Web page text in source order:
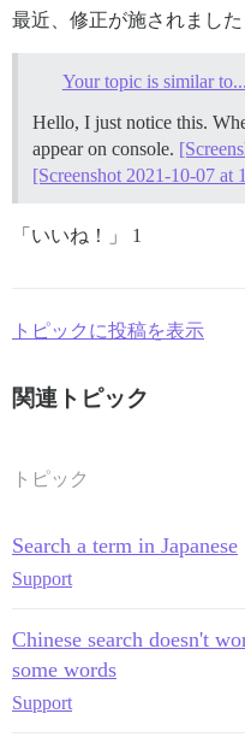
最近、修正が施されました
Your topic is similar
Hello, I just notice this.
appear on console.
[Screenshot 2021-10-07 at
「いいね！」 1
トピックに投稿を表示
関連トピック
トピック
Search a term in Japanese
Support
Chinese search doesn't
some words
Support